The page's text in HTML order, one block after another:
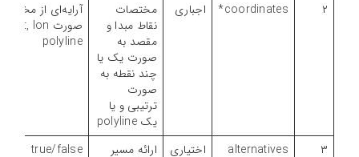
۲ coordinates* اجباری
مختصات
نقاط مبدا و
مقصد به
صورت یک یا
چند نقطه به
صورت
ترتیبی و یا
یک polyline
آرایه‌ای از
polyline
۳ alternatives اختیاری
ارائه مسیر
true/false